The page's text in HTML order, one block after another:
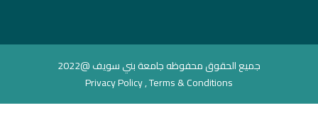
جميع الحقوق محفوظه جامعة بني سويف @2022
Privacy Policy , Terms & Conditions